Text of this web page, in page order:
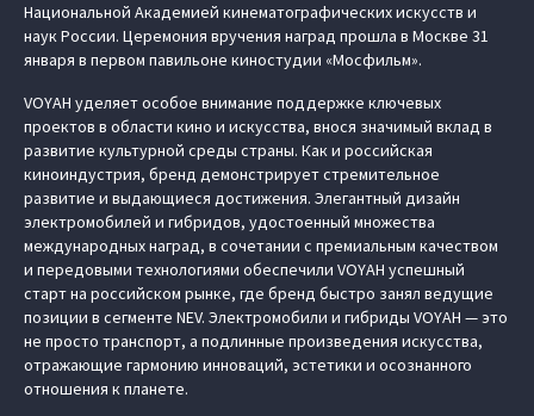
Национальной Академией кинематографических искусств и
наук России. Церемония вручения наград прошла в Москве 31
января в первом павильоне киностудии «Мосфильм».
VOYAH уделяет особое внимание поддержке ключевых
проектов в области кино и искусства, внося значимый вклад в
развитие культурной среды страны. Как и российская
киноиндустрия, бренд демонстрирует стремительное
развитие и выдающиеся достижения. Элегантный дизайн
электромобилей и гибридов, удостоенный множества
международных наград, в сочетании с премиальным качеством
и передовыми технологиями обеспечили VOYAH успешный
старт на российском рынке, где бренд быстро занял ведущие
позиции в сегменте NEV. Электромобили и гибриды VOYAH — это
не просто транспорт, а подлинные произведения искусства,
отражающие гармонию инноваций, эстетики и осознанного
отношения к планете.